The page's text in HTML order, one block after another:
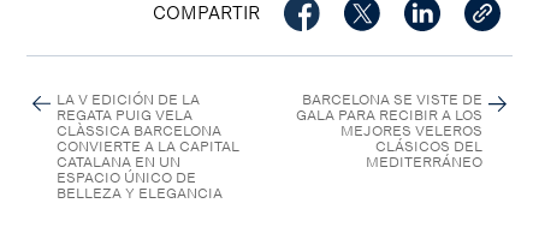
COMPARTIR
LA V EDICIÓN DE LA
REGATA PUIG VELA
CLÀSSICA BARCELONA
CONVIERTE A LA CAPITAL
CATALANA EN UN
ESPACIO ÚNICO DE
BELLEZA Y ELEGANCIA
BARCELONA SE VISTE DE
GALA PARA RECIBIR A LOS
MEJORES VELEROS
CLÁSICOS DEL
MEDITERRÁNEO